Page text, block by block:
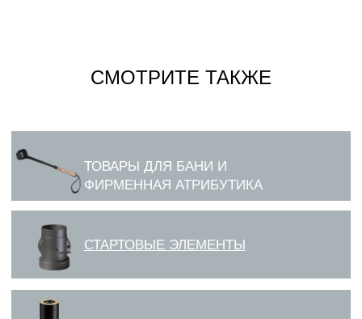
СМОТРИТЕ ТАКЖЕ